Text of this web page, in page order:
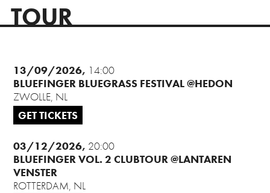
TOUR
13/09/2026 14:00
BLUEFINGER BLUEGRASS FESTIVAL @HEDON
ZWOLLE, NL
GET TICKETS
03/12/2026 20:00
BLUEFINGER VOL. 2 CLUBTOUR @LANTAREN
VENSTER
ROTTERDAM, NL